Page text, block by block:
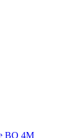
ВО 4М